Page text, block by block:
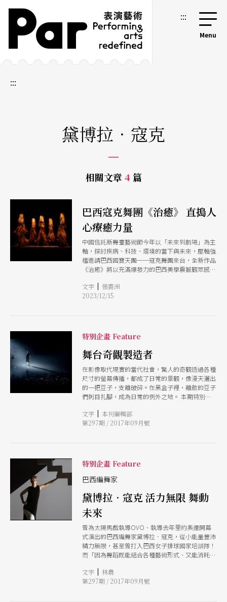
跳到主要內容區塊
網站導覽 :::
:::
黛博拉．寇克
相關文章 4 篇
巴西寇克舞團《治癒》 直搗人
心療癒力量
中國信託新舞臺藝術節今年以「未來到劇場」為主
軸，探討疾病、科技、環境的當下與未來，壓軸強
檔邀請巴西國寶天團──寇克舞團來台，全新作品
《治癒》將以充滿爆發力的巴西美學震撼觀眾感
文字 | 張震洲
2023/12/15
特別企畫 Feature
舞台奇觀製造者
在影像取代現實的當代社會，驚人的奇觀透過各種
尺寸的螢幕傳播，都成了日常的景觀，像漫天灑出
的一把豆子，支離破碎。在黑盒子裡，離散的豆子
們刺目扎腳，成為日常的例外之地。 本期特別企
特里．帕派約安努，日本導演暨裝置藝術家高谷史
郎，巴西編舞家黛博拉．寇克。他們三人的創作源
密的舞台奇觀。我們邀請三位藝術家接受專訪，分
享創作歷程的所思所感，也一一揭密奇觀鍛成的幕
後秘辛。
文字 | 本刊編輯部
第297期 / 2017年09月號
特別企畫 Feature
巴西編舞家
黛博拉．寇克 活力無限 舞動
未來
曾為太陽馬戲執導OVO、執導去年里約奧運開幕
式演出的巴西編舞家黛博拉．寇克，從小能量豐沛
精力無限，甚至曾打入巴西女子排球國家培訓隊！
而「因為舞蹈既能結合各種藝術形式、又能消耗我
年華風格的舞作征服大眾，也征服藝文菁英。十月
份她將首度帶著她的作品來台，以《舞夢．巴西》
文字 | 林農
第297期 / 2017年09月號